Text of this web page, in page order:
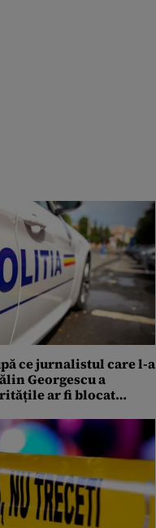
ce jurnalistul care l-a
Georgescu a
ar fi blocat